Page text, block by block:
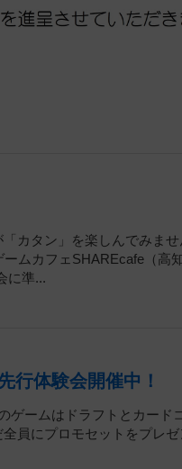
カタン」を楽しんでみま
ムカフェSHAREcafe（高
に準...
体験会開催中！
ゲームはドラフトとカー
員にプロモセットをプレ